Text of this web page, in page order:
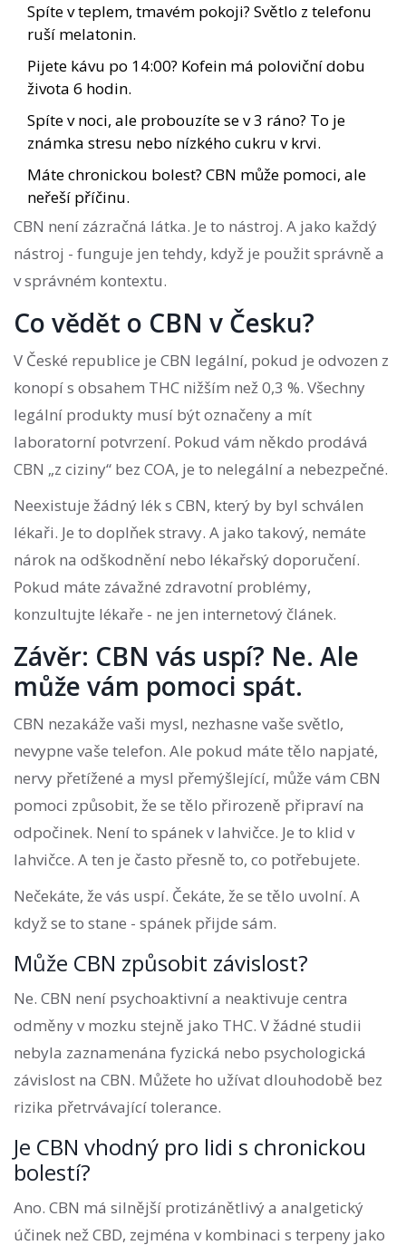
Spíte v teplem, tmavém pokoji? Světlo z telefonu
ruší melatonin.
Pijete kávu po 14:00? Kofein má poloviční dobu
života 6 hodin.
Spíte v noci, ale probouzíte se v 3 ráno? To je
známka stresu nebo nízkého cukru v krvi.
Máte chronickou bolest? CBN může pomoci, ale
neřeší příčinu.
CBN není zázračná látka. Je to nástroj. A jako každý
nástroj - funguje jen tehdy, když je použit správně a
v správném kontextu.
Co vědět o CBN v Česku?
V České republice je CBN legální, pokud je odvozen z
konopí s obsahem THC nižším než 0,3 %. Všechny
legální produkty musí být označeny a mít
laboratorní potvrzení. Pokud vám někdo prodává
CBN „z ciziny“ bez COA, je to nelegální a nebezpečné.
Neexistuje žádný lék s CBN, který by byl schválen
lékaři. Je to doplňek stravy. A jako takový, nemáte
nárok na odškodnění nebo lékařský doporučení.
Pokud máte závažné zdravotní problémy,
konzultujte lékaře - ne jen internetový článek.
Závěr: CBN vás uspí? Ne. Ale
může vám pomoci spát.
CBN nezakáže vaši mysl, nezhasne vaše světlo,
nevypne vaše telefon. Ale pokud máte tělo napjaté,
nervy přetížené a mysl přemýšlející, může vám CBN
pomoci způsobit, že se tělo přirozeně připraví na
odpočinek. Není to spánek v lahvičce. Je to klid v
lahvičce. A ten je často přesně to, co potřebujete.
Nečekáte, že vás uspí. Čekáte, že se tělo uvolní. A
když se to stane - spánek přijde sám.
Může CBN způsobit závislost?
Ne. CBN není psychoaktivní a neaktivuje centra
odměny v mozku stejně jako THC. V žádné studii
nebyla zaznamenána fyzická nebo psychologická
závislost na CBN. Můžete ho užívat dlouhodobě bez
rizika přetrvávající tolerance.
Je CBN vhodný pro lidi s chronickou
bolestí?
Ano. CBN má silnější protizánětlivý a analgetický
účinek než CBD, zejména v kombinaci s terpeny jako